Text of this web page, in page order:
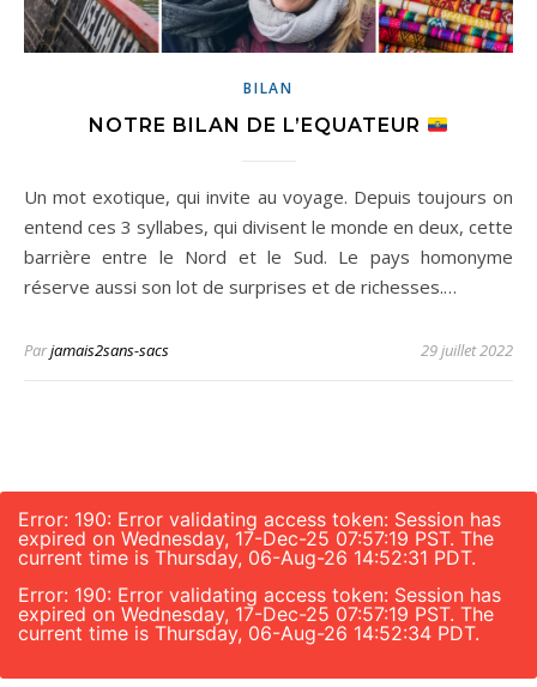
BILAN
NOTRE BILAN DE L’EQUATEUR
Un mot exotique, qui invite au voyage. Depuis toujours on
entend ces 3 syllabes, qui divisent le monde en deux, cette
barrière entre le Nord et le Sud. Le pays homonyme
réserve aussi son lot de surprises et de richesses.…
Parjamais2sans-sacs 29 juillet 2022
Error: 190: Error validating access token: Session has
expired on Wednesday, 17-Dec-25 07:57:19 PST. The
current time is Thursday, 06-Aug-26 14:52:31 PDT.
Error: 190: Error validating access token: Session has
expired on Wednesday, 17-Dec-25 07:57:19 PST. The
current time is Thursday, 06-Aug-26 14:52:34 PDT.